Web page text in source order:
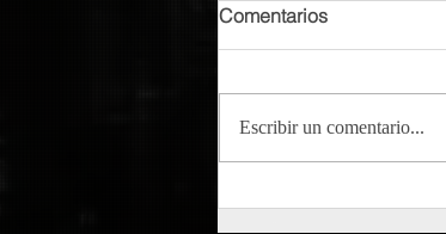
Comentarios
Escribir un comentario...